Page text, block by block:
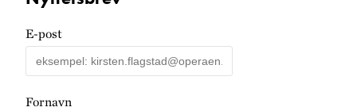
E-post
Fornavn